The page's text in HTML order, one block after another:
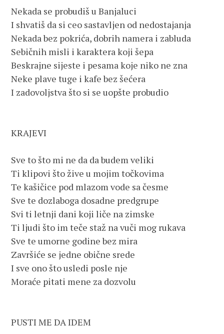
Nekada se probudiš u Banjaluci
I shvatiš da si ceo sastavljen od nedostajanja
Nekada bez pokrića, dobrih namera i zabluda
Sebičnih misli i karaktera koji šepa
Beskrajne sijeste i pesama koje niko ne zna
Neke plave tuge i kafe bez šećera
I zadovoljstva što si se uopšte probudio
KRAJEVI
Sve to što mi ne da da budem veliki
Ti klipovi što žive u mojim točkovima
Te kašičice pod mlazom vode sa česme
Sve te dozlaboga dosadne predgrupe
Svi ti letnji dani koji liče na zimske
Ti ljudi što im teče staž na vuči mog rukava
Sve te umorne godine bez mira
Završiće se jedne obične srede
I sve ono što usledi posle nje
Moraće pitati mene za dozvolu
PUSTI ME DA IDEM